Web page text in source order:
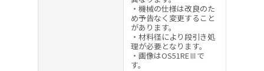
・機械の仕様は改良のた
め予告なく変更すること
があります。
・材料径により段引き処
理が必要となります。
・画像はOS51REⅢで
す。